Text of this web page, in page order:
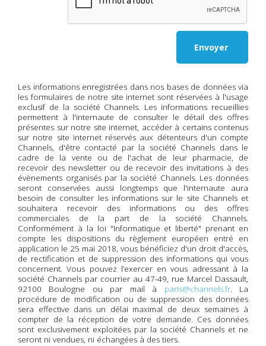
Les informations enregistrées dans nos bases de données via
les formulaires de notre site internet sont réservées à l'usage
exclusif de la société Channels. Les informations recueillies
permettent à l'internaute de consulter le détail des offres
présentes sur notre site internet, accéder à certains contenus
sur notre site internet réservés aux détenteurs d'un compte
Channels, d'être contacté par la société Channels dans le
cadre de la vente ou de l'achat de leur pharmacie, de
recevoir des newsletter ou de recevoir des invitations à des
évènements organisés par la société Channels. Les données
seront conservées aussi longtemps que l'internaute aura
besoin de consulter les informations sur le site Channels et
souhaitera recevoir des informations ou des offres
commerciales de la part de la société Channels.
Conformément à la loi "Informatique et liberté" prenant en
compte les dispositions du règlement européen entré en
application le 25 mai 2018, vous bénéficiez d'un droit d'accès,
de rectification et de suppression des informations qui vous
concernent. Vous pouvez l’exercer en vous adressant à la
société Channels par courrier au 47-49, rue Marcel Dassault,
92100 Boulogne ou par mail à paris@channels.fr. La
procédure de modification ou de suppression des données
sera effective dans un délai maximal de deux semaines à
compter de la réception de votre demande. Ces données
sont exclusivement exploitées par la société Channels et ne
seront ni vendues, ni échangées à des tiers.